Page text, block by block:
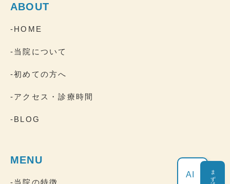
ABOUT
-HOME
-当院について
-初めての方へ
-アクセス・診療時間
-BLOG
MENU
-当院の特徴
AI